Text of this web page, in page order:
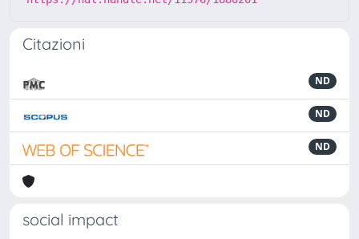
Citazioni
ND
ND
ND
social impact